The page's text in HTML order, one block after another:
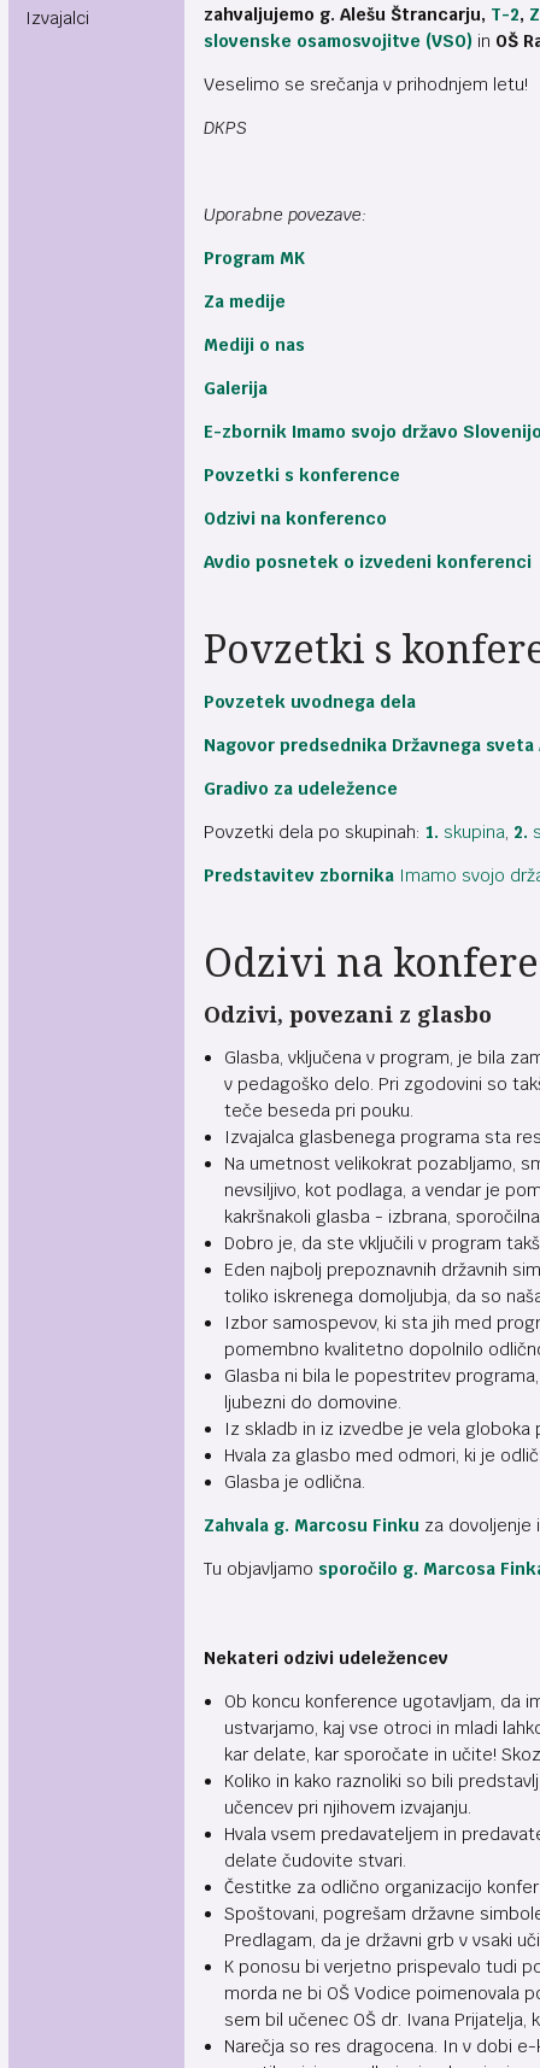
Izvajalci
zahvaljujemo g. Alešu Štrancarju, T-2,
slovenske osamosvojitve (VSO) in OŠ
Veselimo se srečanja v prihodnjem letu!
DKPS
Uporabne povezave:
Program MK
Za medije
Mediji o nas
Galerija
E-zbornik Imamo svojo državo
Povzetki s konference
Odzivi na konferenco
Avdio posnetek o izvedeni konferenci
Povzetki s
Povzetek uvodnega dela
Nagovor predsednika Državnega sveta
Gradivo za udeležence
Povzetki dela po skupinah: 1. skupina, 2.
Predstavitev zbornikaImamo svojo
Odzivi na
Odzivi, povezani z glasbo
Glasba, vključena v program, je bila
v pedagoško delo. Pri zgodovini so
teče beseda pri pouku.
Izvajalca glasbenega programa sta
Na umetnost velikokrat pozabljamo,
nevsiljivo, kot podlaga, a vendar je
kakršnakoli glasba - izbrana,
Dobro je, da ste vključili v program
Eden najbolj prepoznavnih državnih
toliko iskrenega domoljubja, da so
Izbor samospevov, ki sta jih med
pomembno kvalitetno dopolnilo
Glasba ni bila le popestritev
ljubezni do domovine.
Iz skladb in iz izvedbe je vela
Hvala za glasbo med odmori, ki je
Glasba je odlična.
Zahvala g. Marcosu Finku za dovoljenje
Tu objavljamo sporočilo g. Marcosa
Nekateri odzivi udeležencev
Ob koncu konference ugotavljam, da
ustvarjamo, kaj vse otroci in mladi
kar delate, kar sporočate in učite!
Koliko in kako raznoliki so bili
učencev pri njihovem izvajanju.
Hvala vsem predavateljem in
delate čudovite stvari.
Čestitke za odlično organizacijo
Spoštovani, pogrešam državne
Predlagam, da je državni grb v vsaki
K ponosu bi verjetno prispevalo tudi
morda ne bi OŠ Vodice poimenovala
sem bil učenec OŠ dr. Ivana
Narečja so res dragocena. In v dobi